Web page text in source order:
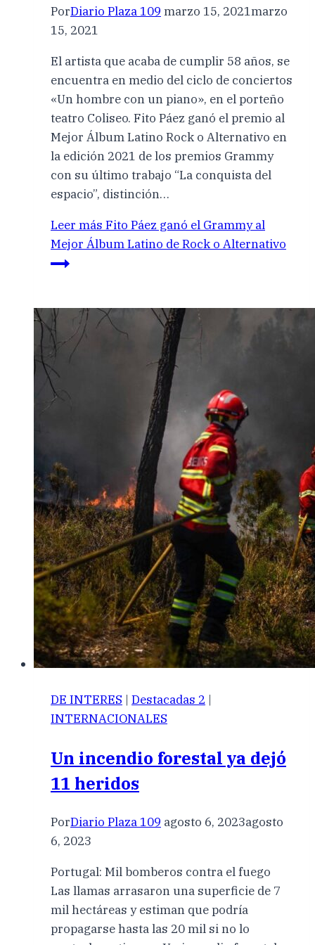
PorDiario Plaza 109 marzo 15, 2021marzo
15, 2021
El artista que acaba de cumplir 58 años, se
encuentra en medio del ciclo de conciertos
«Un hombre con un piano», en el porteño
teatro Coliseo. Fito Páez ganó el premio al
Mejor Álbum Latino Rock o Alternativo en
la edición 2021 de los premios Grammy
con su último trabajo “La conquista del
espacio”, distinción…
Leer más Fito Páez ganó el Grammy al
Mejor Álbum Latino de Rock o Alternativo
DE INTERES | Destacadas 2 |
INTERNACIONALES
Un incendio forestal ya dejó
11 heridos
PorDiario Plaza 109 agosto 6, 2023agosto
6, 2023
Portugal: Mil bomberos contra el fuego
Las llamas arrasaron una superficie de 7
mil hectáreas y estiman que podría
propagarse hasta las 20 mil si no lo